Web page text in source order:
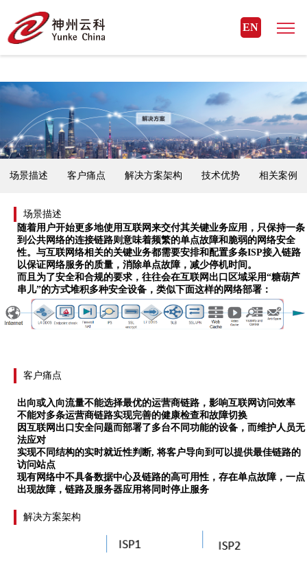
MK体育(国际)官方网站
EN
场景描述 客户痛点 解决方案架构 技术优势 相关案例
场景描述
随着用户开始更多地使用互联网来交付其关键业务应用，只保持一条
到公共网络的连接链路则意味着频繁的单点故障和脆弱的网络安全
性。与互联网络相关的关键业务都需要安排和配置多条ISP接入链路
以保证网络服务的质量，消除单点故障，减少停机时间。
而且为了安全和合规的要求，往往会在互联网出口区域采用“糖葫芦
串儿”的方式堆积多种安全设备，类似下面这样的网络部署：
客户痛点
出向或入向流量不能选择最优的运营商链路，影响互联网访问效率
不能对多条运营商链路实现完善的健康检查和故障切换
因互联网出口安全问题而部署了多台不同功能的设备， 而维护人员无
法应对
实现不同结构的实时就近性判断, 将客户导向到可以提供最佳链路的
访问站点
现有网络中不具备数据中心及链路的高可用性，存在单点故障，一点
出现故障，链路及服务器应用将同时停止服务
解决方案架构